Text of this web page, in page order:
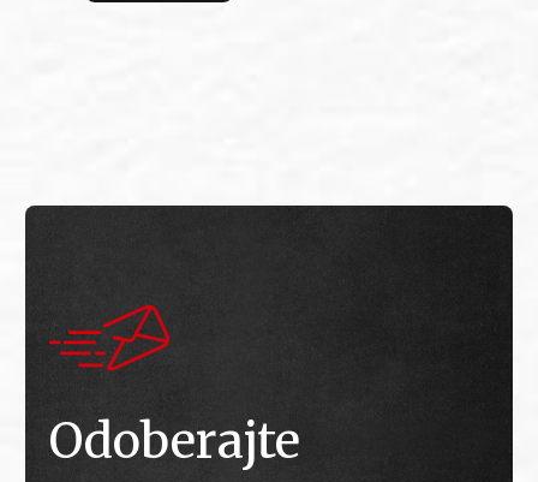
Odoberajte